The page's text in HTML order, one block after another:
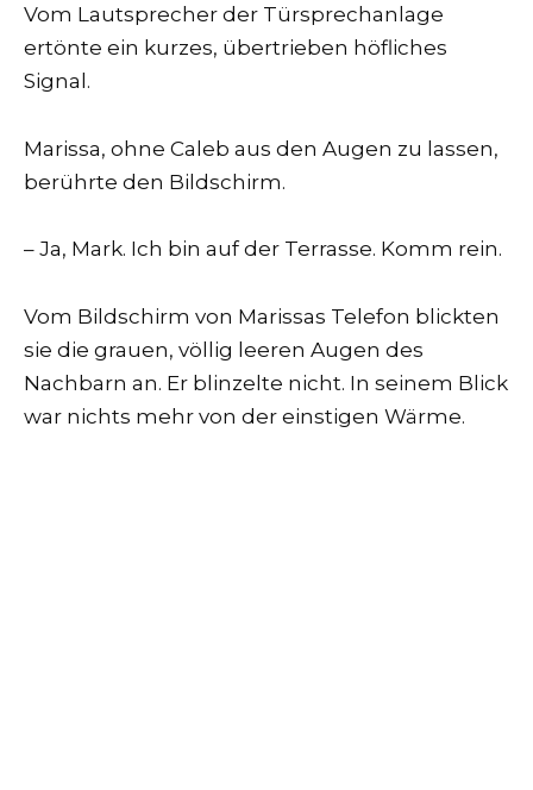
Vom Lautsprecher der Türsprechanlage
ertönte ein kurzes, übertrieben höfliches
Signal.
Marissa, ohne Caleb aus den Augen zu lassen,
berührte den Bildschirm.
– Ja, Mark. Ich bin auf der Terrasse. Komm rein.
Vom Bildschirm von Marissas Telefon blickten
sie die grauen, völlig leeren Augen des
Nachbarn an. Er blinzelte nicht. In seinem Blick
war nichts mehr von der einstigen Wärme.